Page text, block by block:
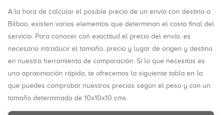
A la hora de calcular el posible precio de un envío con destino a
Bilbao, existen varios elementos que determinan el costo final del
servicio. Para conocer con exactitud el precio del envío, es
necesario introducir el tamaño, precio y lugar de origen y destino
en nuestra herramienta de comparación. Si lo que necesitas es
una aproximación rápida, te ofrecemos la siguiente tabla en la
que puedes comprobar nuestros precios según el peso y con un
tamaño determinado de 10x10x10 cms.